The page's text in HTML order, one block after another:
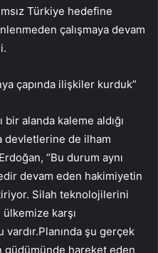
Türkiye hedefine
çalışmaya devam
çapında ilişkiler kurduk”
bir alanda kaleme aldığı
devletlerine de ilham
“Bu durum aynı
devam eden hakimiyetin
Silah teknolojilerini
karşı
vardır.Planında şu gerçek
güdümünde hareket eden